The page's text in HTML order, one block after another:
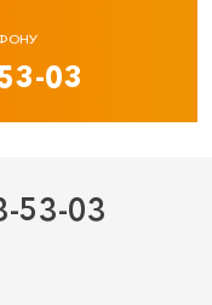
03
53-03